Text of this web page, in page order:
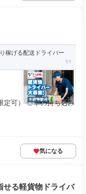
稼げる配送ドライバー
定可） ◎車の持ち込み
気になる
せる軽貨物ドライバ